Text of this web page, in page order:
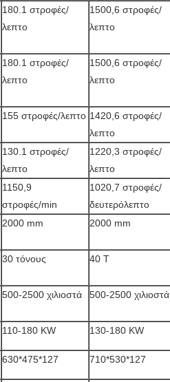
180.1 στροφές/
λεπτο
1500,6 στροφές/
λεπτο
180.1 στροφές/
λεπτο
1500,6 στροφές/
λεπτο
155 στροφές/λεπτο 1420,6 στροφές/
λεπτο
130.1 στροφές/
λεπτο
1220,3 στροφές/
λεπτο
1150,9
στροφές/min
1020,7 στροφές/
δευτερόλεπτο
2000 mm 2000 mm
30 τόνους 40 Τ
500-2500 χιλιοστά 500-2500 χιλιοστά
110-180 KW 130-180 KW
630*475*127 710*530*127